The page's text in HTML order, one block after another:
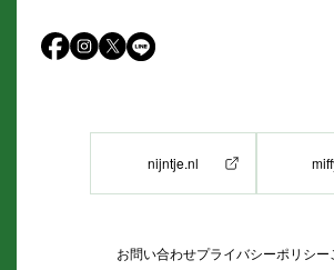
nijntje.nl
お問い合わせプライバシーポリシー